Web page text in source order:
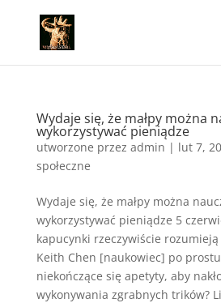
Wydaje się, że małpy można
wykorzystywać pieniądze
utworzone przez admin | lut 7,
społeczne
Wydaje się, że małpy można
wykorzystywać pieniądze 5
kapucynki rzeczywiście
Keith Chen [naukowiec] po
niekończące się apetyty, aby
wykonywania zgrabnych trików?